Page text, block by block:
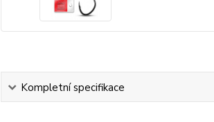
Kompletní specifikace